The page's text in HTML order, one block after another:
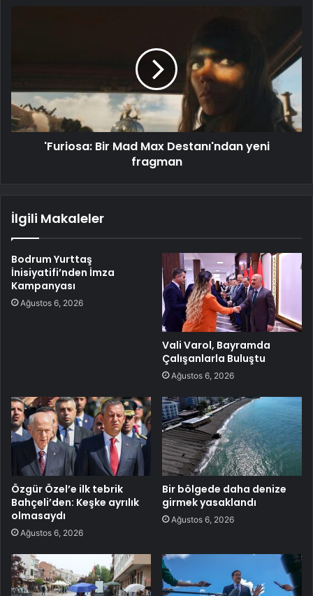
'Furiosa: Bir Mad Max Destanı'ndan yeni
fragman
İlgili Makaleler
Bodrum Yurttaş
İnisiyatifi’nden İmza
Kampanyası
Ağustos 6, 2026
Vali Varol, Bayramda
Çalışanlarla Buluştu
Ağustos 6, 2026
Özgür Özel’e ilk tebrik
Bahçeli’den: Keşke ayrılık
olmasaydı
Ağustos 6, 2026
Bir bölgede daha denize
girmek yasaklandı
Ağustos 6, 2026